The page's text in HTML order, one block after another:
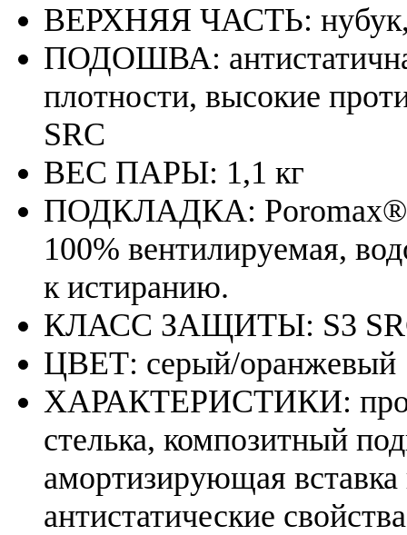
ВЕРХНЯЯ ЧАСТЬ: нубук,
ПОДОШВА:
плотности, высокие
SRC
ВЕС ПАРЫ: 1,1 кг
ПОДКЛАДКА: Poromax®:
100% вентилируемая,
к истиранию.
КЛАСС ЗАЩИТЫ: S3
ЦВЕТ: серый/оранжевый
ХАРАКТЕРИСТИКИ:
стелька, композитный
амортизирующая вставка
антистатические